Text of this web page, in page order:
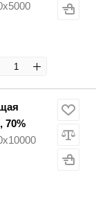
70%